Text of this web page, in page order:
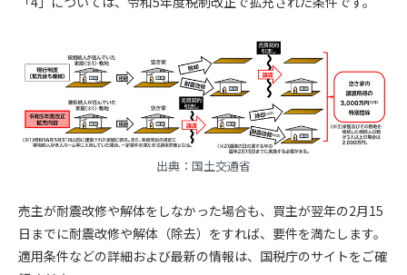
出典： 国土交通省
売主が耐震改修や解体をしなかった場合も、買主が翌年の2月15
日までに耐震改修や解体（除去）をすれば、要件を満たします。
適用条件などの詳細および最新の情報は、 国税庁のサイトをご確